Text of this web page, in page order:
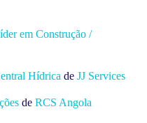
em Construção /
Hídrica de JJ Services
de RCS Angola